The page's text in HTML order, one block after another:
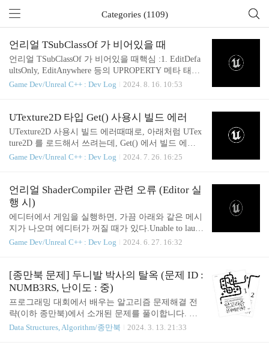
Categories (1109)
언리얼 TSubClassOf 가 비어있을 때
언리얼 TSubClassOf 가 비어있을 때핵심 :1. EditDefa
ultsOnly, EditAnywhere 등의 UPROPERTY 메타 태그
를 잘 써보자간혹 그럴 때가 있다. 위젯을 생성할 때,
ReadWrite, Category = Config)TSubclassOf MyWidgetC
lass;보통은 위처럼 TSubclassOf 를 사용해서 위젯 블
루프린트 클래스를 넣어주는데...A -> B -> C ... 처럼
위젯의 hierarchy 구조가 있고, 내가 위의 TSubclassOf
세팅을 B 에서 했을 때, 최상위 부모 위젯인 A 에서
Game Dev/Unreal C++ : Dev Log 2024. 8. 16. 10:53
UTexture2D 타입 Get() 사용시 빌드 에러
UTexture2D 사용시 빌드 에러때때로, 아래처럼 UTex
ture2D 를 로드해서 쓰려는데, Get() 에서 빌드 에러
가 발생하는 경우가 있다.TSoftObjectPtr InTexturePtr;
turePtr.ToSoftObjectPath(), [WeakThis, InTexturePtr]()
{ if (WeakThis.IsValid()) { WeakThis->Img_Texture->S
etBrushFromTexture(InTexturePtr.Get()); ..
Game Dev/Unreal C++ : Dev Log 2024. 7. 26. 16:25
언리얼 ShaderCompiler 관련 오류 (Editor 실
행 시)
에디터에서 게임을 실행하면, 가끔 아래와 같은 메시
지가 나오며 에디터가 꺼질 때가 있다.Unable to launc
h ShaderComiplerWorker.exe - make sure you built Shad
rker.exe 실행해당 파일이 없으면, 2 번을 따라하면 생
긴다. 2. Solution > Programs 에서 ShaderCompileWork
er 빌드
Game Dev/Unreal C++ : Dev Log 2024. 6. 27. 16:32
[종만북 문제] 두니발 박사의 탈옥 (문제 ID :
NUMB3RS, 난이도 : 중)
프로그래밍 대회에서 배우는 알고리즘 문제해결 전
략(이하 종만북)에서 소개된 문제를 풀이합니다. 알
고리즘에 진심이시라면, 직접 구매하셔서 읽어보시
Data Structures, Algorithm/종만북 2024. 3. 13. 21:33